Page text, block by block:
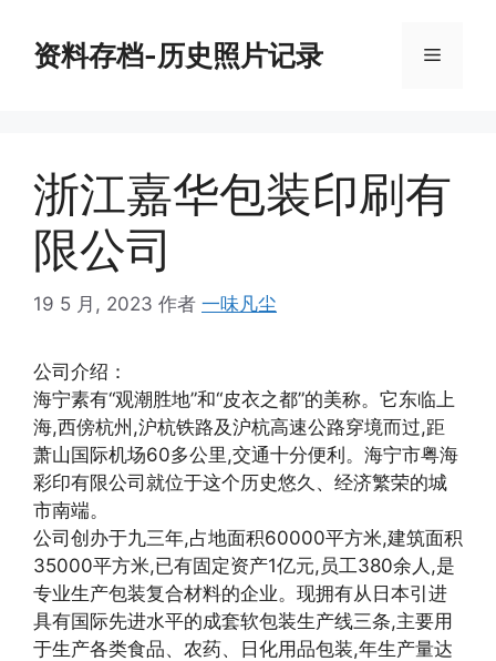
资料存档-历史照片记录 菜
浙江嘉华包装印刷有
限公司
19 5 月, 2023 作者 一味凡尘
公司介绍：
海宁素有“观潮胜地”和“皮衣之都”的美称。它东临上
海,西傍杭州,沪杭铁路及沪杭高速公路穿境而过,距
萧山国际机场60多公里,交通十分便利。海宁市粤海
彩印有限公司就位于这个历史悠久、经济繁荣的城
市南端。
公司创办于九三年,占地面积60000平方米,建筑面积
35000平方米,已有固定资产1亿元,员工380余人,是
专业生产包装复合材料的企业。现拥有从日本引进
具有国际先进水平的成套软包装生产线三条,主要用
于生产各类食品、农药、日化用品包装,年生产量达